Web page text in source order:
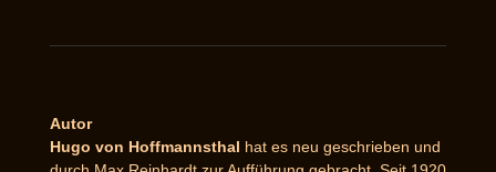
Autor
Hugo von Hoffmannsthal hat es neu geschrieben und